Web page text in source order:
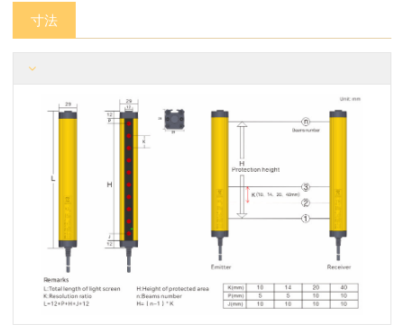
寸法